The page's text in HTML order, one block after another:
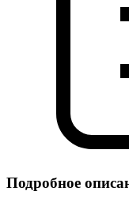
Подробное